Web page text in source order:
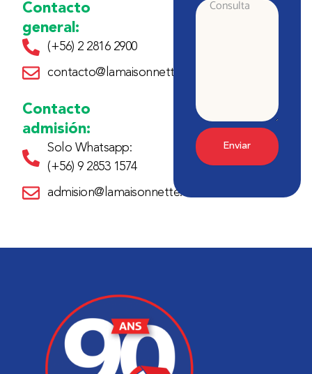
Contacto
general:
(+56) 2 2816 2900
contacto@lamaisonnette.cl
Contacto
admisión:
Solo Whatsapp:
(+56) 9 2853 1574
admision@lamaisonnette.cl
Consulta
Enviar